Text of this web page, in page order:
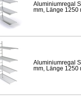
Aluminiumregal
mm, Länge 1250
Aluminiumregal
mm, Länge 1250